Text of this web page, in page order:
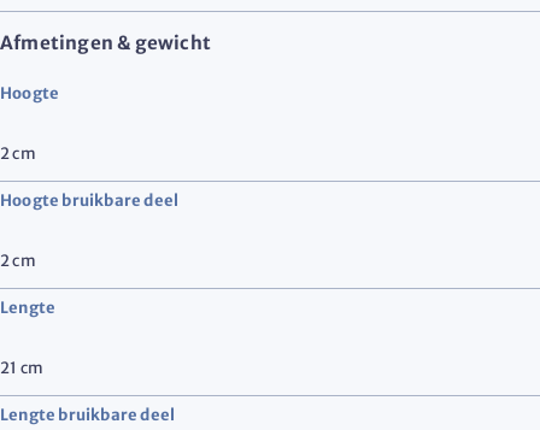
Afmetingen & gewicht
Hoogte
2cm
Hoogte bruikbare deel
2cm
Lengte
21 cm
Lengte bruikbare deel